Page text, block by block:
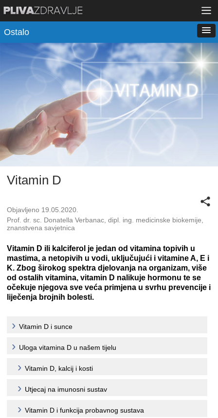
Ostalo
Vitamin D
Objavljeno 19.05.2020.
Prof. dr. sc. Donatella Verbanac, dipl. ing. medicinske biokemije,
znanstvena savjetnica
Vitamin D ili kalciferol je jedan od vitamina topivih u
mastima, a netopivih u vodi, uključujući i vitamine A, E i
K. Zbog širokog spektra djelovanja na organizam, više
od ostalih vitamina, vitamin D nalikuje hormonu te se
očekuje njegova sve veća primjena u svrhu prevencije i
liječenja brojnih bolesti.
Vitamin D i sunce
Uloga vitamina D u našem tijelu
Vitamin D, kalcij i kosti
Utjecaj na imunosni sustav
Vitamin D i funkcija probavnog sustava